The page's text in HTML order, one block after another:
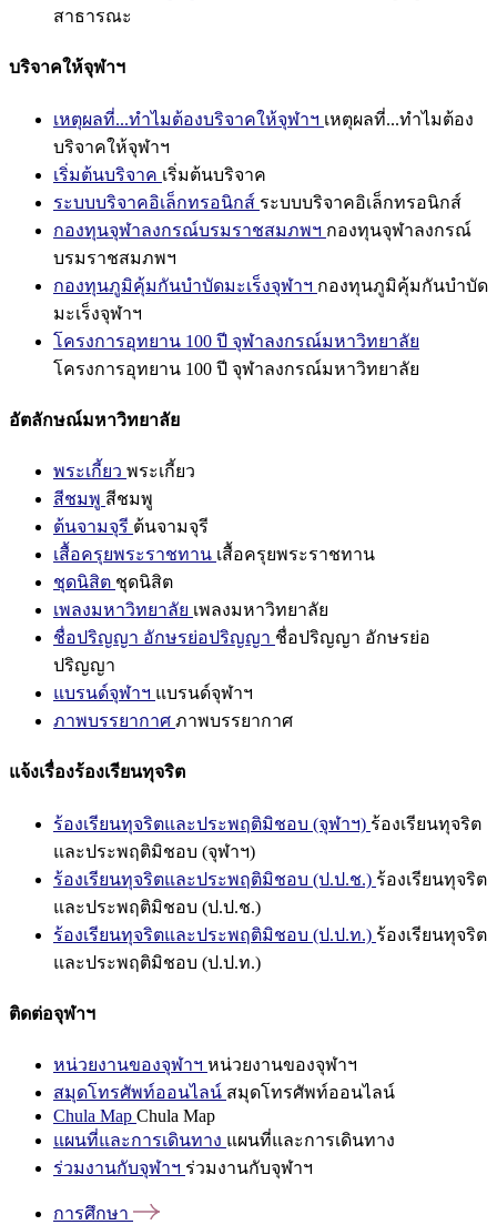
สาธารณะ
บริจาคให้จุฬาฯ
เหตุผลที่...ทำไมต้องบริจาคให้จุฬาฯ เหตุผลที่...ทำไมต้อง
บริจาคให้จุฬาฯ
เริ่มต้นบริจาค เริ่มต้นบริจาค
ระบบบริจาคอิเล็กทรอนิกส์ ระบบบริจาคอิเล็กทรอนิกส์
กองทุนจุฬาลงกรณ์บรมราชสมภพฯ กองทุนจุฬาลงกรณ์
บรมราชสมภพฯ
กองทุนภูมิคุ้มกันบำบัดมะเร็งจุฬาฯ กองทุนภูมิคุ้มกันบำบัด
มะเร็งจุฬาฯ
โครงการอุทยาน 100 ปี จุฬาลงกรณ์มหาวิทยาลัย
โครงการอุทยาน 100 ปี จุฬาลงกรณ์มหาวิทยาลัย
อัตลักษณ์มหาวิทยาลัย
พระเกี้ยว พระเกี้ยว
สีชมพู สีชมพู
ต้นจามจุรี ต้นจามจุรี
เสื้อครุยพระราชทาน เสื้อครุยพระราชทาน
ชุดนิสิต ชุดนิสิต
เพลงมหาวิทยาลัย เพลงมหาวิทยาลัย
ชื่อปริญญา อักษรย่อปริญญา ชื่อปริญญา อักษรย่อ
ปริญญา
แบรนด์จุฬาฯ แบรนด์จุฬาฯ
ภาพบรรยากาศ ภาพบรรยากาศ
แจ้งเรื่องร้องเรียนทุจริต
ร้องเรียนทุจริตและประพฤติมิชอบ (จุฬาฯ) ร้องเรียนทุจริต
และประพฤติมิชอบ (จุฬาฯ)
ร้องเรียนทุจริตและประพฤติมิชอบ (ป.ป.ช.) ร้องเรียนทุจริต
และประพฤติมิชอบ (ป.ป.ช.)
ร้องเรียนทุจริตและประพฤติมิชอบ (ป.ป.ท.) ร้องเรียนทุจริต
และประพฤติมิชอบ (ป.ป.ท.)
ติดต่อจุฬาฯ
หน่วยงานของจุฬาฯ หน่วยงานของจุฬาฯ
สมุดโทรศัพท์ออนไลน์ สมุดโทรศัพท์ออนไลน์
Chula Map Chula Map
แผนที่และการเดินทาง แผนที่และการเดินทาง
ร่วมงานกับจุฬาฯ ร่วมงานกับจุฬาฯ
การศึกษา